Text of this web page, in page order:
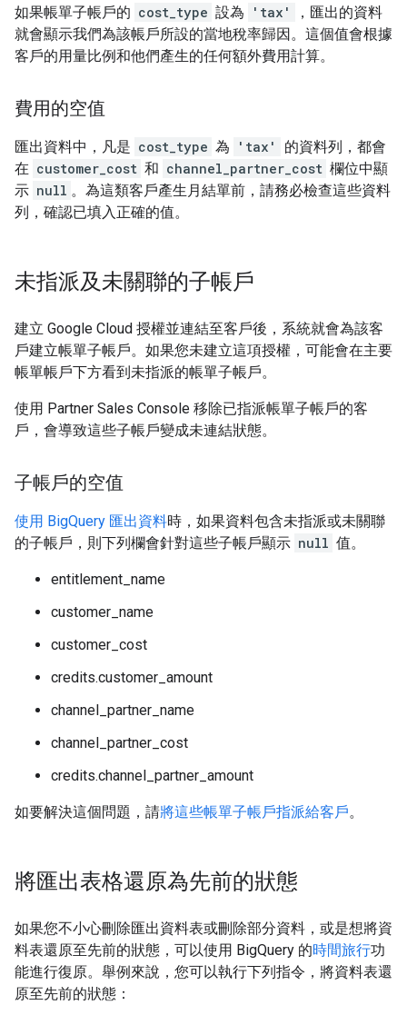
如果帳單子帳戶的 cost_type 設為 'tax'
，匯出的資料
就會顯示我們為該帳戶所設的當地稅率歸因。這個值會根據
客戶的用量比例和他們產生的任何額外費用計算。
費用的空值
匯出資料中，凡是 cost_type 為 'tax'
的資料列，都會
在 customer_cost 和 channel_partner_cost 欄位中顯
示 null 。為這類客戶產生月結單前，請務必檢查這些資料
列，確認已填入正確的值。
未指派及未關聯的子帳戶
建立 Google Cloud 授權並連結至客戶後，系統就會為該客
戶建立帳單子帳戶。如果您未建立這項授權，可能會在主要
帳單帳戶下方看到未指派的帳單子帳戶。
使用 Partner Sales Console 移除已指派帳單子帳戶的客
戶，會導致這些子帳戶變成未連結狀態。
子帳戶的空值
使用 BigQuery 匯出資料時，如果資料包含未指派或未關聯
的子帳戶，則下列欄會針對這些子帳戶顯示 null 值。
entitlement_name
customer_name
customer_cost
credits.customer_amount
channel_partner_name
channel_partner_cost
credits.channel_partner_amount
如要解決這個問題，請將這些帳單子帳戶指派給客戶。
將匯出表格還原為先前的狀態
如果您不小心刪除匯出資料表或刪除部分資料，或是想將資
料表還原至先前的狀態，可以使用 BigQuery 的時間旅行功
能進行復原。舉例來說，您可以執行下列指令，將資料表還
原至先前的狀態：